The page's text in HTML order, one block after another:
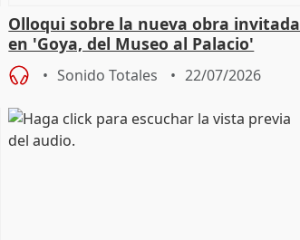
Olloqui sobre la nueva obra invitada
en 'Goya, del Museo al Palacio'
Sonido Totales 22/07/2026